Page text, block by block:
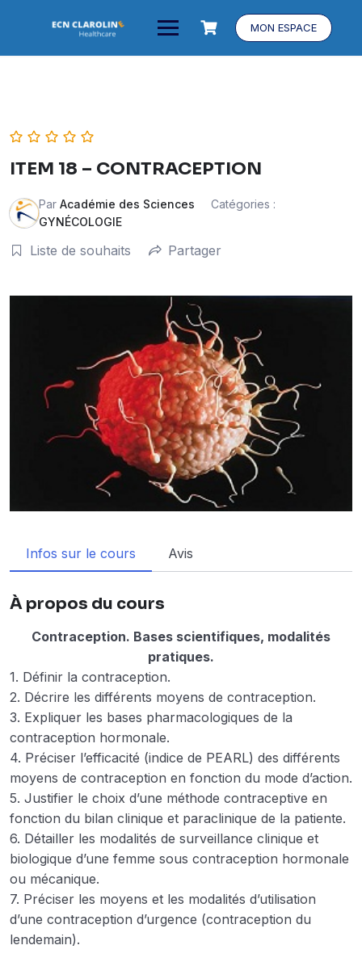
MON ESPACE
ITEM 18 – CONTRACEPTION
Par Académie des Sciences
Catégories :
GYNÉCOLOGIE
Liste de souhaits Partager
Infos sur le cours Avis
À propos du cours
Contraception. Bases scientifiques, modalités
pratiques.
1. Définir la contraception.
2. Décrire les différents moyens de contraception.
3. Expliquer les bases pharmacologiques de la
contraception hormonale.
4. Préciser l’efficacité (indice de PEARL) des différents
moyens de contraception en fonction du mode d’action.
5. Justifier le choix d’une méthode contraceptive en
fonction du bilan clinique et paraclinique de la patiente.
6. Détailler les modalités de surveillance clinique et
biologique d’une femme sous contraception hormonale
ou mécanique.
7. Préciser les moyens et les modalités d’utilisation
d’une contraception d’urgence (contraception du
lendemain).